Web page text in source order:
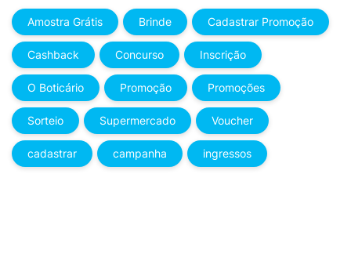
Amostra Grátis Brinde Cadastrar Promoção
Cashback Concurso Inscrição
O Boticário Promoção Promoções
Sorteio Supermercado Voucher
cadastrar campanha ingressos